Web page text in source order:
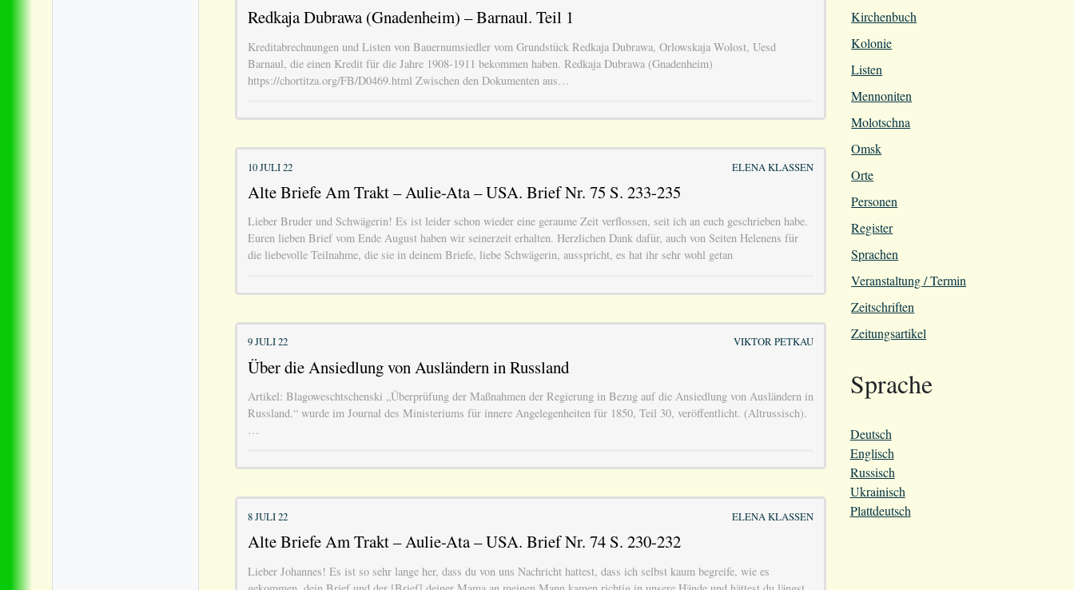
Redkaja Dubrawa (Gnadenheim) – Barnaul. Teil 1
Kreditabrechnungen und Listen von Bauernumsiedler vom Grundstück Redkaja Dubrawa, Orlowskaja Wolost, Uesd
Barnaul, die einen Kredit für die Jahre 1908-1911 bekommen haben. Redkaja Dubrawa (Gnadenheim)
https://chortitza.org/FB/D0469.html Zwischen den Dokumenten aus…
10 JULI 22 ELENA KLASSEN
Alte Briefe Am Trakt – Aulie-Ata – USA. Brief Nr. 75 S. 233-235
Lieber Bruder und Schwägerin! Es ist leider schon wieder eine geraume Zeit verflossen, seit ich an euch geschrieben habe.
Euren lieben Brief vom Ende August haben wir seinerzeit erhalten. Herzlichen Dank dafür, auch von Seiten Helenens für
die liebevolle Teilnahme, die sie in deinem Briefe, liebe Schwägerin, ausspricht, es hat ihr sehr wohl getan
9 JULI 22 VIKTOR PETKAU
Über die Ansiedlung von Ausländern in Russland
Artikel: Blagoweschtschenski „Überprüfung der Maßnahmen der Regierung in Bezug auf die Ansiedlung von Ausländern in
Russland.“ wurde im Journal des Ministeriums für innere Angelegenheiten für 1850, Teil 30, veröffentlicht. (Altrussisch).
…
8 JULI 22 ELENA KLASSEN
Alte Briefe Am Trakt – Aulie-Ata – USA. Brief Nr. 74 S. 230-232
Lieber Johannes! Es ist so sehr lange her, dass du von uns Nachricht hattest, dass ich selbst kaum begreife, wie es
Kirchenbuch
Kolonie
Listen
Mennoniten
Molotschna
Omsk
Orte
Personen
Register
Sprachen
Veranstaltung / Termin
Zeitschriften
Zeitungsartikel
Sprache
Deutsch
Englisch
Russisch
Ukrainisch
Plattdeutsch